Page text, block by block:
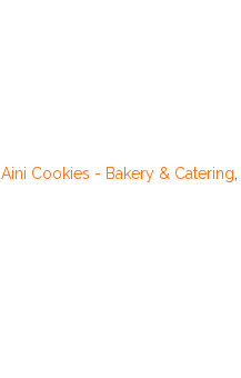
Aini Cookies - Bakery & Catering,